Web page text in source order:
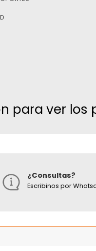
para ver los
¿Consultas?
Escribinos por